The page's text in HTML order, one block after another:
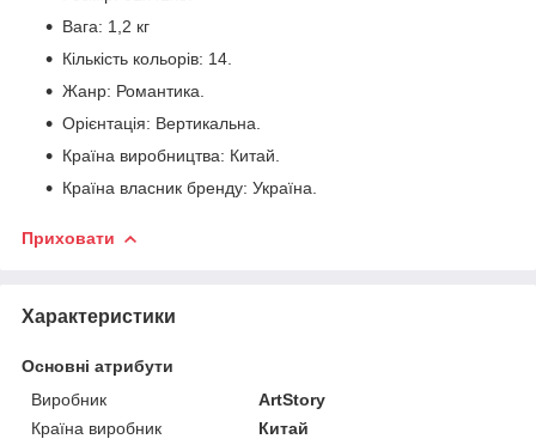
Вага: 1,2 кг
Кількість кольорів: 14.
Жанр: Романтика.
Орієнтація: Вертикальна.
Країна виробництва: Китай.
Країна власник бренду: Україна.
Приховати
Характеристики
Основні атрибути
Виробник
ArtStory
Країна виробник
Китай